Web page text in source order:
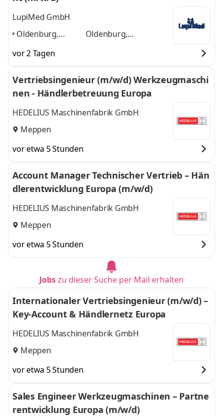
LupiMed GmbH
Oldenburg,
Delmenhorst,
Meppen, Vechta,
Oldenburg,
Vechtaund 3 weitere
vor 2 Tagen
Vertriebsingenieur (m/w/d) Werkzeugmaschi
nen - Händlerbetreuung Europa
HEDELIUS Maschinenfabrik GmbH
Meppen
vor etwa 5 Stunden
Account Manager Technischer Vertrieb – Hän
dlerentwicklung Europa (m/w/d)
HEDELIUS Maschinenfabrik GmbH
Meppen
vor etwa 5 Stunden
Jobszu dieser Suche per Mail erhalten
Internationaler Vertriebsingenieur (m/w/d) –
Key-Account & Händlernetz Europa
HEDELIUS Maschinenfabrik GmbH
Meppen
vor etwa 5 Stunden
Sales Engineer Werkzeugmaschinen – Partne
rentwicklung Europa (m/w/d)